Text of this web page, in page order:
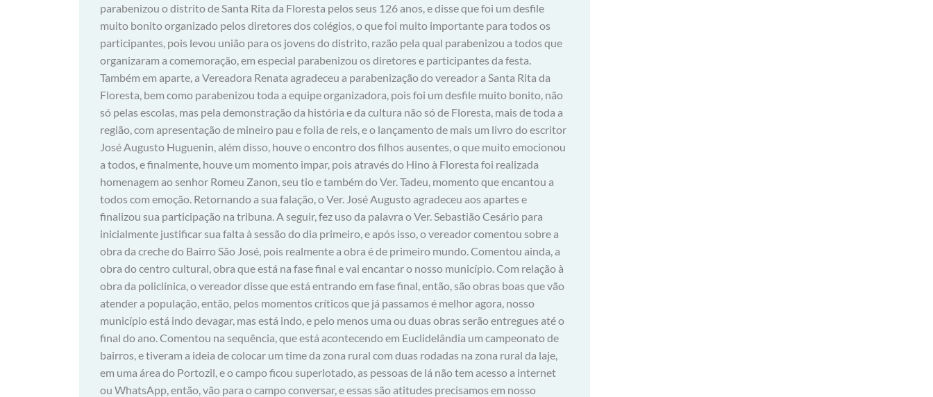
parabenizou o distrito de Santa Rita da Floresta pelos seus 126 anos, e disse que foi um desfile
muito bonito organizado pelos diretores dos colégios, o que foi muito importante para todos os
participantes, pois levou união para os jovens do distrito, razão pela qual parabenizou a todos que
organizaram a comemoração, em especial parabenizou os diretores e participantes da festa.
Também em aparte, a Vereadora Renata agradeceu a parabenização do vereador a Santa Rita da
Floresta, bem como parabenizou toda a equipe organizadora, pois foi um desfile muito bonito, não
só pelas escolas, mas pela demonstração da história e da cultura não só de Floresta, mais de toda a
região, com apresentação de mineiro pau e folia de reis, e o lançamento de mais um livro do escritor
José Augusto Huguenin, além disso, houve o encontro dos filhos ausentes, o que muito emocionou
a todos, e finalmente, houve um momento impar, pois através do Hino à Floresta foi realizada
homenagem ao senhor Romeu Zanon, seu tio e também do Ver. Tadeu, momento que encantou a
todos com emoção. Retornando a sua falação, o Ver. José Augusto agradeceu aos apartes e
finalizou sua participação na tribuna. A seguir, fez uso da palavra o Ver. Sebastião Cesário para
inicialmente justificar sua falta à sessão do dia primeiro, e após isso, o vereador comentou sobre a
obra da creche do Bairro São José, pois realmente a obra é de primeiro mundo. Comentou ainda, a
obra do centro cultural, obra que está na fase final e vai encantar o nosso município. Com relação à
obra da policlínica, o vereador disse que está entrando em fase final, então, são obras boas que vão
atender a população, então, pelos momentos críticos que já passamos é melhor agora, nosso
município está indo devagar, mas está indo, e pelo menos uma ou duas obras serão entregues até o
final do ano. Comentou na sequência, que está acontecendo em Euclidelândia um campeonato de
bairros, e tiveram a ideia de colocar um time da zona rural com duas rodadas na zona rural da laje,
em uma área do Portozil, e o campo ficou superlotado, as pessoas de lá não tem acesso a internet
ou WhatsApp, então, vão para o campo conversar, e essas são atitudes precisamos em nosso